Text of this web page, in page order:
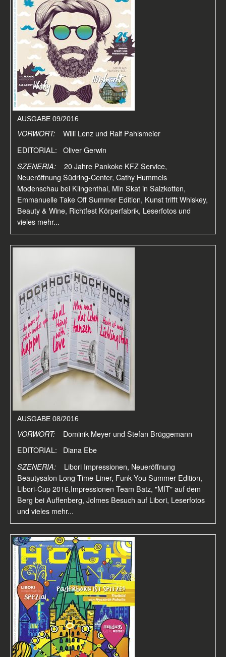
AUSGABE 09/2016
VORWORT:
Willi Lenz und Ralf Pahlsmeier
EDITORIAL: Oliver Gerwin
SZENERIA: 20 Jahre Pankoke KFZ Service,
Neueröffnung Südring-Center, Cathy Hummels
Modenschau bei Klingenthal, Min Skat in Salzkotten,
Emmanuelle Take Off Summer Edition, Kunst trifft Whiskey,
Beauty & Wine, Richtfest Körperfabrik, Leserfotos und
vieles mehr...
AUSGABE 08/2016
VORWORT:
Dominik Meyer und Stefan Brüggemann
EDITORIAL: Diana Ebe
SZENERIA: Libori Impressionen, Neueröffnung
Beautysalon Long-Time-Liner, Funk You Summer Edition,
Libori-Cup 2016,Impressionen Team Batz, "MIT" auf dem
Berg bei Auffenberg, Jolmes Besuch auf Libori, Leserfotos
und vieles mehr...